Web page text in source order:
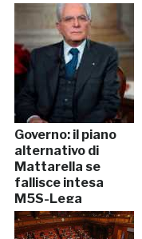
Governo: il piano
alternativo di
Mattarella se
fallisce intesa
M5S-Lega